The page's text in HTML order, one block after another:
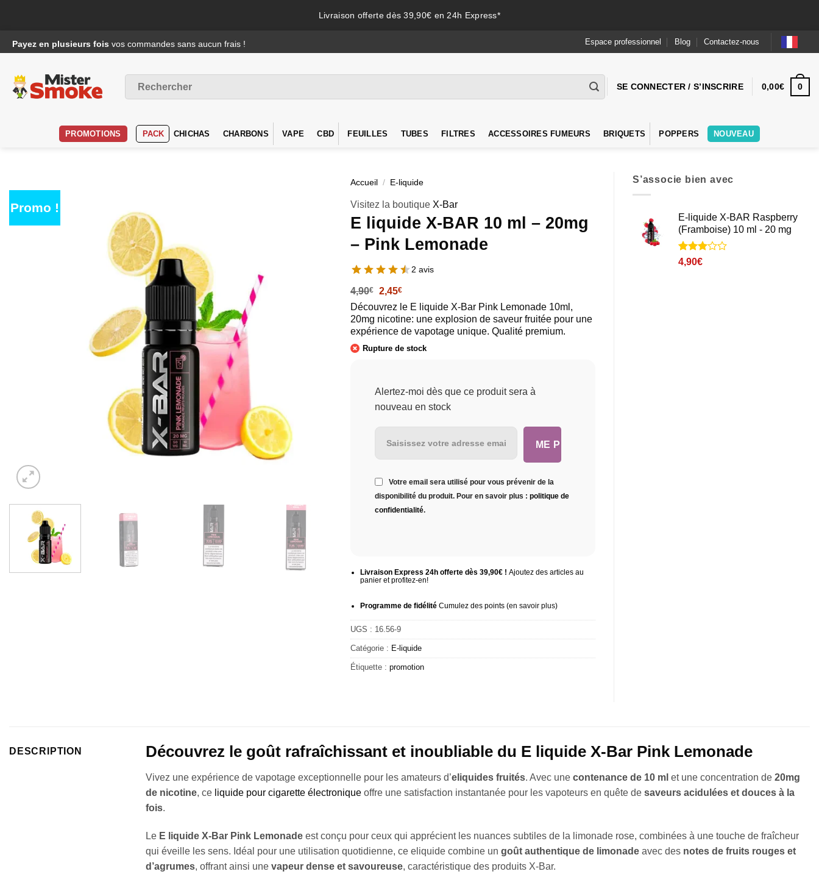
Livraison offerte dès 39,90€ en 24h Express*
au
Payez en plusieurs fois vos commandes sans aucun frais ! Espace professionnel Blog Contactez-nous
pour :
SE CONNECTER / S’INSCRIRE 0,00€ 0
PROMOTIONS PACK CHICHAS CHARBONS VAPE CBD FEUILLES TUBES FILTRES ACCESSOIRES FUMEURS BRIQUETS POPPERS NOUVEAU
Promo !
Accueil / E-liquide
Visitez la boutique X-Bar
E liquide X-BAR 10 ml – 20mg
– Pink Lemonade
2 avis
4,90€
Le
initial
était :
4,90€.
2,45€Le
actuel
est :
2,45€.
Découvrez le E liquide X-Bar Pink Lemonade 10ml,
20mg nicotine: une explosion de saveur fruitée pour une
expérience de vapotage unique. Qualité premium.
Rupture de stock
Alertez-moi dès que ce produit sera à
nouveau en stock
Votre email sera utilisé pour vous prévenir de la
disponibilité du produit. Pour en savoir plus : politique de
confidentialité.
Livraison Express 24h offerte dès 39,90€ ! Ajoutez des articles au
panier et profitez-en!
Programme de fidélitéCumulez des points (en savoir plus)
UGS : 16.56-9
Catégorie : E-liquide
Étiquette : promotion
S’associe bien avec
E-liquide X-BAR Raspberry
(Framboise) 10 ml - 20 mg
Noté3
sur 5
1
4,90€
DESCRIPTION Découvrez le goût rafraîchissant et inoubliable du E liquide X-Bar Pink Lemonade
Vivez une expérience de vapotage exceptionnelle pour les amateurs d’eliquides fruités. Avec une contenance de 10 ml et une concentration de 20mg
de nicotine, ce liquide pour cigarette électronique offre une satisfaction instantanée pour les vapoteurs en quête de saveurs acidulées et douces à la
fois.
Le E liquide X-Bar Pink Lemonade est conçu pour ceux qui apprécient les nuances subtiles de la limonade rose, combinées à une touche de fraîcheur
qui éveille les sens. Idéal pour une utilisation quotidienne, ce eliquide combine un goût authentique de limonade avec des notes de fruits rouges et
d’agrumes, offrant ainsi une vapeur dense et savoureuse, caractéristique des produits X-Bar.